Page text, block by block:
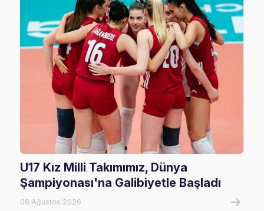
U17 Kız Milli Takımımız, Dünya
Şampiyonası'na Galibiyetle Başladı
06 Ağustos 2026